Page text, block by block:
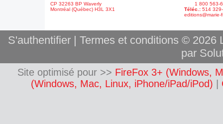
CP 32263 BP Waverly
Montréal (Québec) H3L 3X1
1 800 563-
Téléc.: 514
editions@marie-
S'authentifier| Termes et conditions © 2026
par
Site optimisé pour >> FireFox 3+ (Windows,
(Windows, Mac, Linux, iPhone/iPad/iPod)